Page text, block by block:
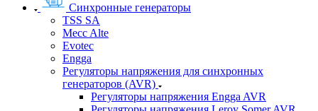
Синхронные генераторы
TSS SA
Mecc Alte
Evotec
Engga
Регуляторы напряжения для синхронных
генераторов (AVR)
Регуляторы напряжения Engga AVR